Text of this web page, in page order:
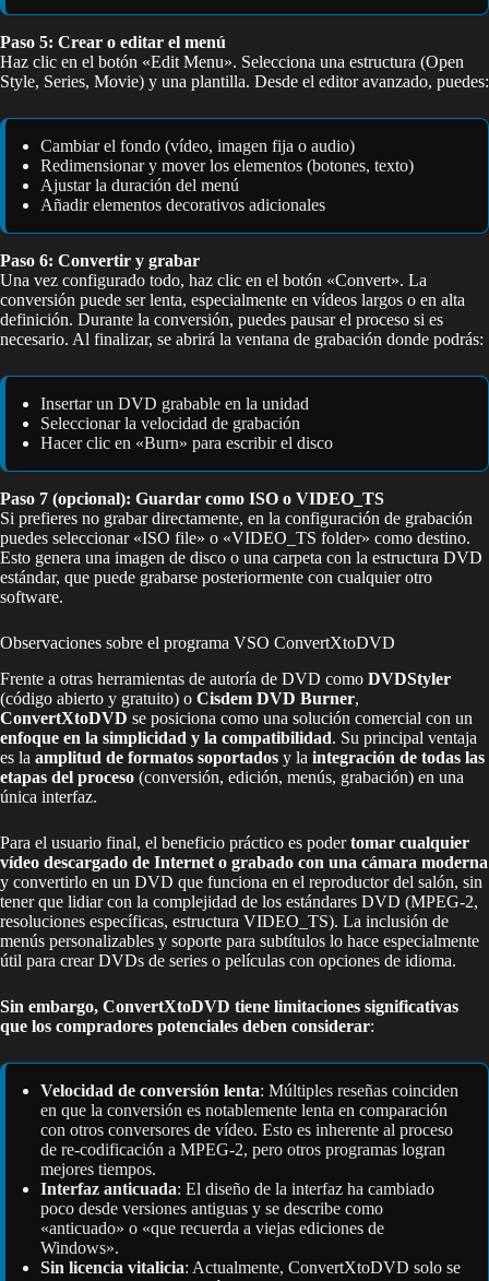
Paso 5: Crear o editar el menú
Haz clic en el botón «Edit Menu». Selecciona una estructura (Open
Style, Series, Movie) y una plantilla. Desde el editor avanzado, puedes:
Cambiar el fondo (vídeo, imagen fija o audio)
Redimensionar y mover los elementos (botones, texto)
Ajustar la duración del menú
Añadir elementos decorativos adicionales
Paso 6: Convertir y grabar
Una vez configurado todo, haz clic en el botón «Convert». La
conversión puede ser lenta, especialmente en vídeos largos o en alta
definición. Durante la conversión, puedes pausar el proceso si es
necesario. Al finalizar, se abrirá la ventana de grabación donde podrás:
Insertar un DVD grabable en la unidad
Seleccionar la velocidad de grabación
Hacer clic en «Burn» para escribir el disco
Paso 7 (opcional): Guardar como ISO o VIDEO_TS
Si prefieres no grabar directamente, en la configuración de grabación
puedes seleccionar «ISO file» o «VIDEO_TS folder» como destino.
Esto genera una imagen de disco o una carpeta con la estructura DVD
estándar, que puede grabarse posteriormente con cualquier otro
software.
Observaciones sobre el programa VSO ConvertXtoDVD
Frente a otras herramientas de autoría de DVD como DVDStyler
(código abierto y gratuito) o Cisdem DVD Burner,
ConvertXtoDVD se posiciona como una solución comercial con un
enfoque en la simplicidad y la compatibilidad. Su principal ventaja
es la amplitud de formatos soportados y la integración de todas las
etapas del proceso (conversión, edición, menús, grabación) en una
única interfaz.
Para el usuario final, el beneficio práctico es podertomar cualquier
vídeo descargado de Internet o grabado con una cámara moderna
y convertirlo en un DVD que funciona en el reproductor del salón, sin
tener que lidiar con la complejidad de los estándares DVD (MPEG-2,
resoluciones específicas, estructura VIDEO_TS). La inclusión de
menús personalizables y soporte para subtítulos lo hace especialmente
útil para crear DVDs de series o películas con opciones de idioma.
Sin embargo, ConvertXtoDVD tiene limitaciones significativas
que los compradores potenciales deben considerar:
Velocidad de conversión lenta: Múltiples reseñas coinciden
en que la conversión es notablemente lenta en comparación
con otros conversores de vídeo. Esto es inherente al proceso
de re-codificación a MPEG-2, pero otros programas logran
mejores tiempos.
Interfaz anticuada: El diseño de la interfaz ha cambiado
poco desde versiones antiguas y se describe como
«anticuado» o «que recuerda a viejas ediciones de
Windows».
Sin licencia vitalicia: Actualmente, ConvertXtoDVD solo se